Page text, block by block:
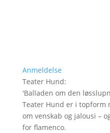
Anmeldelse
Teater Hund:
'Balladen om den
Teater Hund er i topform
om venskab og jalousi –
for flamenco.